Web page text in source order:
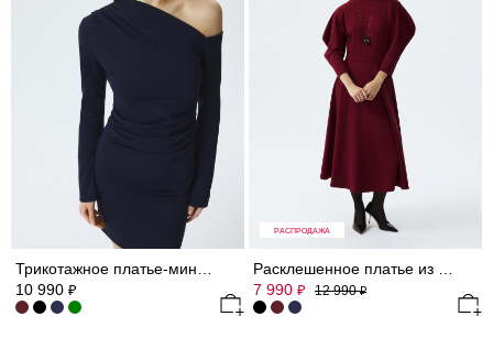
10 990 ₽
РАСПРОДАЖА
7 990 ₽ 12 990₽